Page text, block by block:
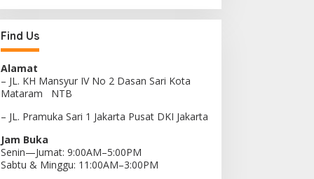
Find Us
Alamat
– JL. KH Mansyur IV No 2 Dasan Sari Kota
Mataram NTB
– JL. Pramuka Sari 1 Jakarta Pusat DKI Jakarta
Jam Buka
Senin—Jumat: 9:00AM–5:00PM
Sabtu & Minggu: 11:00AM–3:00PM